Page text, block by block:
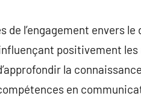
de l’engagement envers
positivement
la
en